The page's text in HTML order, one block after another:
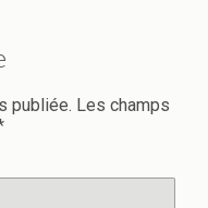
publiée. Les champs